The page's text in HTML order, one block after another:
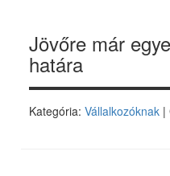
Jövőre már
határa
Kategória: Vállalkozóknak |